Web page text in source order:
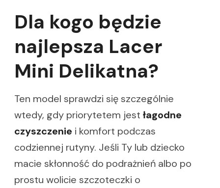
Dla kogo będzie
najlepsza Lacer
Mini Delikatna?
Ten model sprawdzi się szczególnie
wtedy, gdy priorytetem jest łagodne
czyszczenie i komfort podczas
codziennej rutyny. Jeśli Ty lub dziecko
macie skłonność do podrażnień albo po
prostu wolicie szczoteczki o